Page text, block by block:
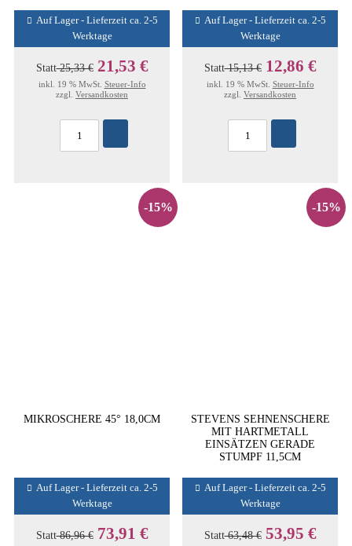
Auf Lager - Lieferzeit ca. 2-5
Werktage
Statt25,33 € 21,53 €
inkl. 19 % MwSt. Steuer-Info
zzgl. Versandkosten
Auf Lager - Lieferzeit ca. 2-5
Werktage
Statt15,13 € 12,86 €
inkl. 19 % MwSt. Steuer-Info
zzgl. Versandkosten
-15%
MIKROSCHERE 45° 18,0CM
Auf Lager - Lieferzeit ca. 2-5
Werktage
Statt86,96 € 73,91 €
-15%
STEVENS SEHNENSCHERE
MIT HARTMETALL
EINSÄTZEN GERADE
STUMPF 11,5CM
Auf Lager - Lieferzeit ca. 2-5
Werktage
Statt63,48 € 53,95 €